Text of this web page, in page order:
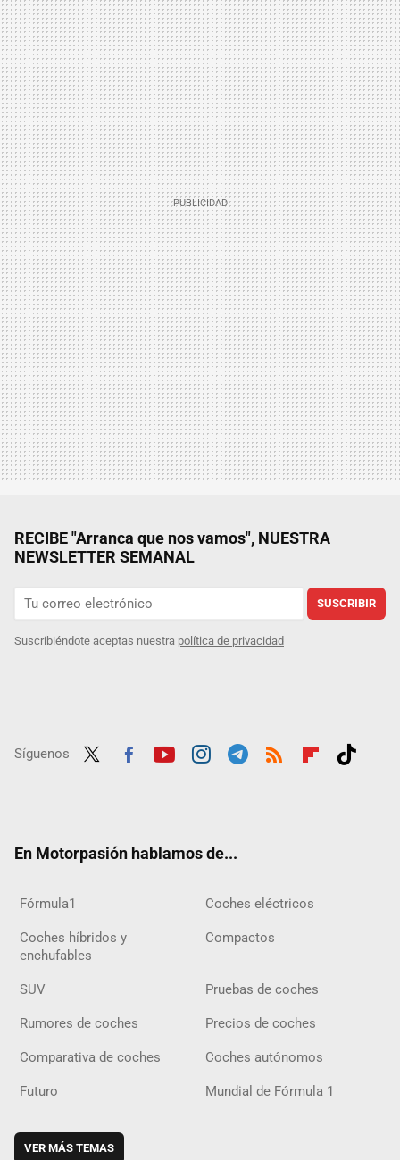
RECIBE "Arranca que nos vamos", NUESTRA
NEWSLETTER SEMANAL
SUSCRIBIR
Suscribiéndote aceptas nuestra política de privacidad
Síguenos
En Motorpasión hablamos de...
Fórmula1 Coches eléctricos
Coches híbridos y
enchufables
Compactos
SUV Pruebas de coches
Rumores de coches Precios de coches
Comparativa de coches Coches autónomos
Futuro Mundial de Fórmula 1
VER MÁS TEMAS